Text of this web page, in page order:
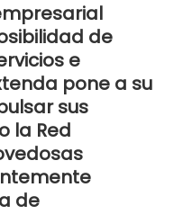
de
e
pone a su
sus
la Red
de